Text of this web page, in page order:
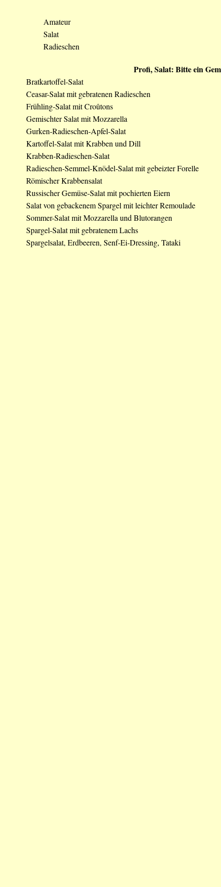
Amateur
Salat
Radieschen
Profi, Salat: Bitte ein
Bratkartoffel-Salat
Ceasar-Salat mit gebratenen Radieschen
Frühling-Salat mit Croûtons
Gemischter Salat mit Mozzarella
Gurken-Radieschen-Apfel-Salat
Kartoffel-Salat mit Krabben und Dill
Krabben-Radieschen-Salat
Radieschen-Semmel-Knödel-Salat mit gebeizter Forelle
Römischer Krabbensalat
Russischer Gemüse-Salat mit pochierten Eiern
Salat von gebackenem Spargel mit leichter Remoulade
Sommer-Salat mit Mozzarella und Blutorangen
Spargel-Salat mit gebratenem Lachs
Spargelsalat, Erdbeeren, Senf-Ei-Dressing, Tataki